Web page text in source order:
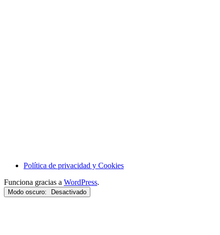
Política de privacidad y Cookies
Funciona gracias a WordPress.
Modo oscuro: